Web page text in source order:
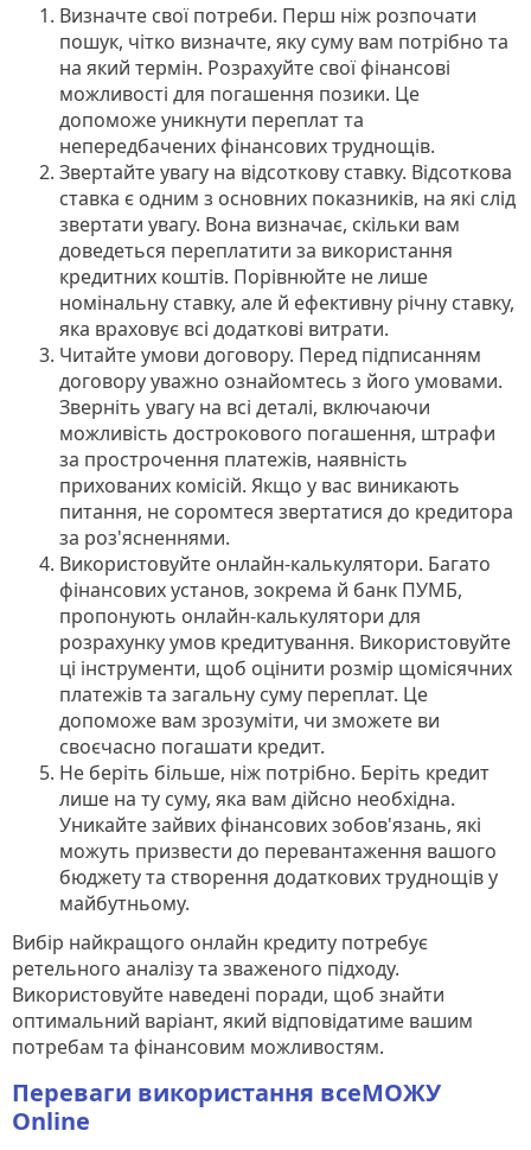
Визначте свої потреби. Перш ніж розпочати
пошук, чітко визначте, яку суму вам потрібно та
на який термін. Розрахуйте свої фінансові
можливості для погашення позики. Це
допоможе уникнути переплат та
непередбачених фінансових труднощів.
Звертайте увагу на відсоткову ставку. Відсоткова
ставка є одним з основних показників, на які слід
звертати увагу. Вона визначає, скільки вам
доведеться переплатити за використання
кредитних коштів. Порівнюйте не лише
номінальну ставку, але й ефективну річну ставку,
яка враховує всі додаткові витрати.
Читайте умови договору. Перед підписанням
договору уважно ознайомтесь з його умовами.
Зверніть увагу на всі деталі, включаючи
можливість дострокового погашення, штрафи
за прострочення платежів, наявність
прихованих комісій. Якщо у вас виникають
питання, не соромтеся звертатися до кредитора
за роз'ясненнями.
Використовуйте онлайн-калькулятори. Багато
фінансових установ, зокрема й банк ПУМБ,
пропонують онлайн-калькулятори для
розрахунку умов кредитування. Використовуйте
ці інструменти, щоб оцінити розмір щомісячних
платежів та загальну суму переплат. Це
допоможе вам зрозуміти, чи зможете ви
своєчасно погашати кредит.
Не беріть більше, ніж потрібно. Беріть кредит
лише на ту суму, яка вам дійсно необхідна.
Уникайте зайвих фінансових зобов'язань, які
можуть призвести до перевантаження вашого
бюджету та створення додаткових труднощів у
майбутньому.
Вибір найкращого онлайн кредиту потребує
ретельного аналізу та зваженого підходу.
Використовуйте наведені поради, щоб знайти
оптимальний варіант, який відповідатиме вашим
потребам та фінансовим можливостям.
Переваги використання всеМОЖУ
Online